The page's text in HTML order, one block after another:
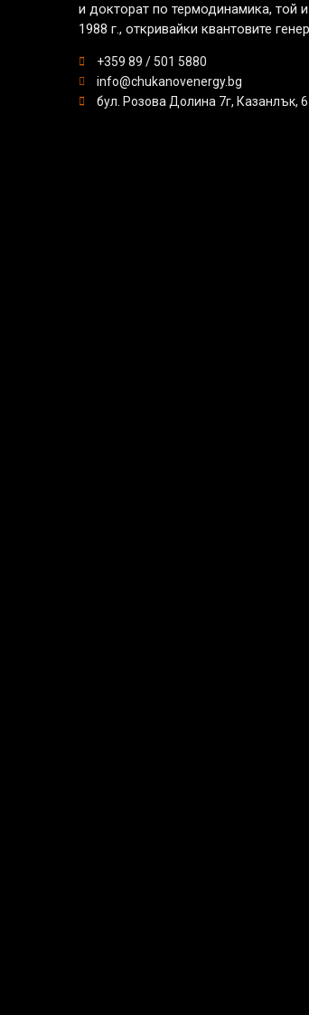
и докторат по термодинамика, той
1988 г., откривайки квантовите
+359 89 / 501 5880
info@chukanovenergy.bg
бул. Розова Долина 7г, Казанлък,